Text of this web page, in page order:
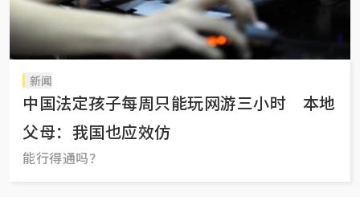
新闻
中国法定孩子每周只能玩网游三小时 本地
父母：我国也应效仿
能行得通吗？